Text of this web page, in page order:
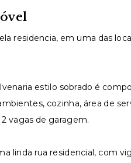
residencia, em uma das
estilo sobrado é
cozinha, área de
vagas de garagem.
linda rua residencial, com